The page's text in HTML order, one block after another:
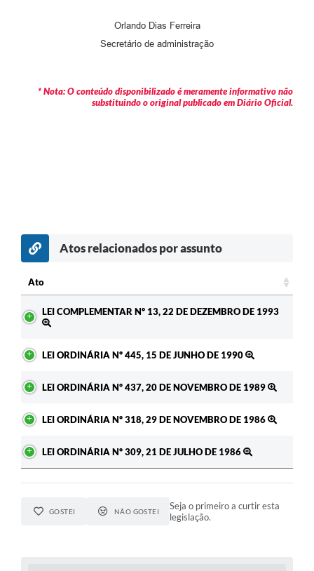
Orlando Dias Ferreira
Secretário de administração
* Nota: O conteúdo disponibilizado é meramente informativo não
substituindo o original publicado em Diário Oficial.
Atos relacionados por assunto
Ato
LEI COMPLEMENTAR Nº 13, 22 DE DEZEMBRO DE 1993
LEI ORDINÁRIA Nº 445, 15 DE JUNHO DE 1990
LEI ORDINÁRIA Nº 437, 20 DE NOVEMBRO DE 1989
LEI ORDINÁRIA Nº 318, 29 DE NOVEMBRO DE 1986
LEI ORDINÁRIA Nº 309, 21 DE JULHO DE 1986
GOSTEI NÃO GOSTEI
Seja o primeiro a curtir esta
legislação.